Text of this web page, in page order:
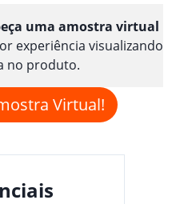
uma amostra virtual
experiência visualizando
no produto.
Virtual!